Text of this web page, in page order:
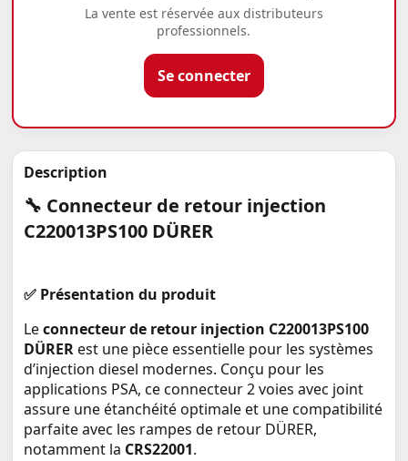
La vente est réservée aux distributeurs
professionnels.
Se connecter
Description
🔧 Connecteur de retour injection
C220013PS100 DÜRER
✅ Présentation du produit
Leconnecteur de retour injection C220013PS100
DÜRERest une pièce essentielle pour les systèmes
d’injection diesel modernes. Conçu pour les
applications PSA, ce connecteur 2 voies avec joint
assure une étanchéité optimale et une compatibilité
parfaite avec les rampes de retour DÜRER,
notamment la CRS22001.